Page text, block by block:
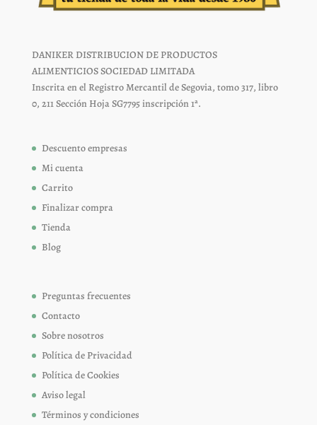
DANIKER DISTRIBUCION DE PRODUCTOS
ALIMENTICIOS SOCIEDAD LIMITADA
Inscrita en el Registro Mercantil de Segovia, tomo 317, libro
0, 211 Sección Hoja SG7795 inscripción 1ª.
Descuento empresas
Mi cuenta
Carrito
Finalizar compra
Tienda
Blog
Preguntas frecuentes
Contacto
Sobre nosotros
Política de Privacidad
Política de Cookies
Aviso legal
Términos y condiciones